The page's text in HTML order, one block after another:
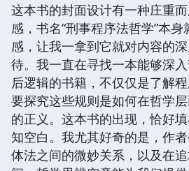
这本书的封面设计有一种庄重
感，书名“刑事程序法哲学”本
感，让我一拿到它就对内容的
待。我一直在寻找一本能够深
后逻辑的书籍，不仅仅是了解
要探究这些规则是如何在哲学
的正义。这本书的出现，恰好
知空白。我尤其好奇的是，作
体法之间的微妙关系，以及在